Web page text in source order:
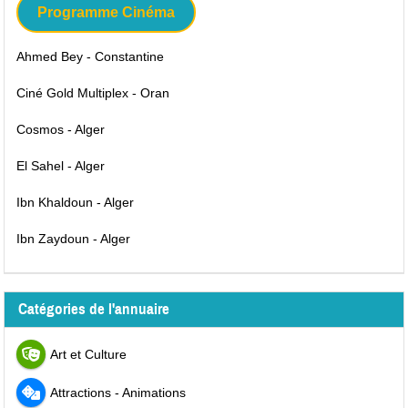
Programme Cinéma
Ahmed Bey - Constantine
Ciné Gold Multiplex - Oran
Cosmos - Alger
El Sahel - Alger
Ibn Khaldoun - Alger
Ibn Zaydoun - Alger
Catégories de l'annuaire
Art et Culture
Attractions - Animations